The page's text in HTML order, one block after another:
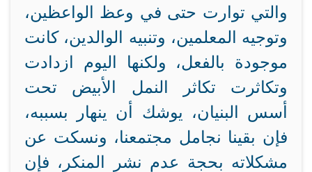
والتي توارت حتى في وعظ الواعظين،
وتوجيه المعلمين، وتنبيه الوالدين، كانت
موجودة بالفعل، ولكنها اليوم ازدادت
وتكاثرت تكاثر النمل الأبيض تحت
أسس البنيان، يوشك أن ينهار بسببه،
فإن بقينا نجامل مجتمعنا، ونسكت عن
مشكلاته بحجة عدم نشر المنكر، فإن